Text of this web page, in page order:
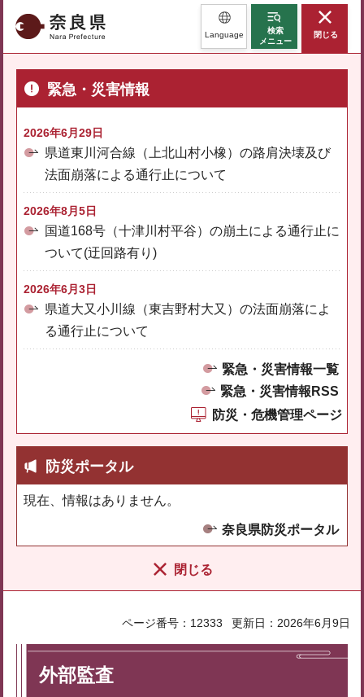
奈良県 Language
検索
メニュー
閉じる
緊急・災害情報
2026年6月29日
県道東川河合線（上北山村小橡）の路肩決壊及び
法面崩落による通行止について
2026年8月5日
国道168号（十津川村平谷）の崩土による通行止に
ついて(迂回路有り)
2026年6月3日
県道大又小川線（東吉野村大又）の法面崩落によ
る通行止について
緊急・災害情報一覧
緊急・災害情報RSS
防災・危機管理ページ
防災ポータル
現在、情報はありません。
奈良県防災ポータル
閉じる
ページ番号：12333 更新日：2026年6月9日
外部監査